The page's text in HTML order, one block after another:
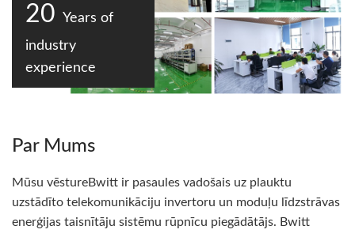
20 Years of
industry
experience
Par Mums
Mūsu vēstureBwitt ir pasaules vadošais uz plauktu
uzstādīto telekomunikāciju invertoru un moduļu līdzstrāvas
enerģijas taisnītāju sistēmu rūpnīcu piegādātājs. Bwitt